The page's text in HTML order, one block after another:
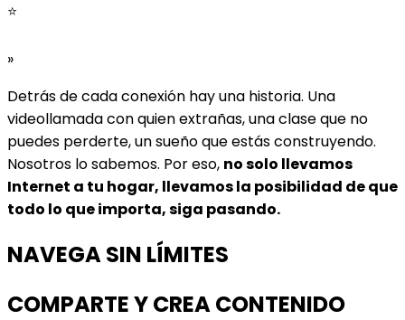
⭐
»
Detrás de cada conexión hay una historia. Una
videollamada con quien extrañas, una clase que no
puedes perderte, un sueño que estás construyendo.
Nosotros lo sabemos. Por eso, no solo llevamos
Internet a tu hogar, llevamos la posibilidad de que
todo lo que importa, siga pasando.
NAVEGA SIN LÍMITES
COMPARTE Y CREA CONTENIDO